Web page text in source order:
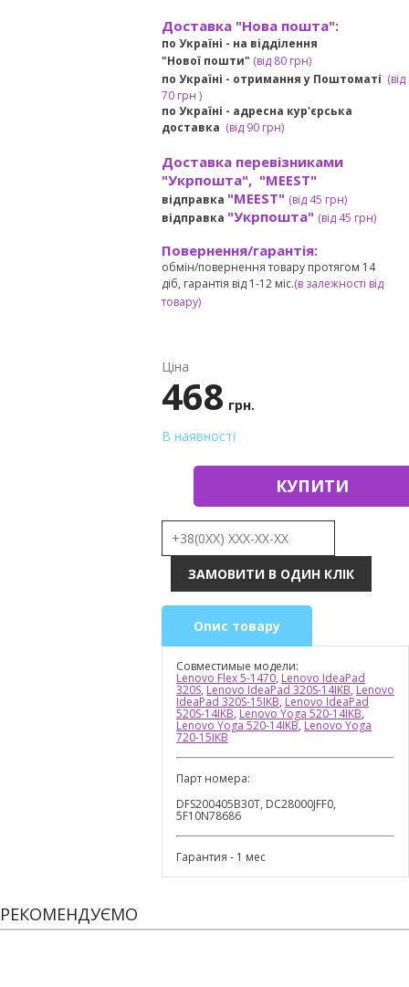
Доставка "Нова пошта":
по Україні - на відділення
"Нової пошти" (від 80 грн)
по Україні - отримання у Поштоматі (від
70 грн )
по Україні - адресна кур'єрська
доставка (від90 грн)
Доставка перевізниками
"Укрпошта", "MEEST"
відправка "MEEST" (від 45 грн)
відправка "Укрпошта" (від 45 грн)
Повернення/гарантія:
обмін/повернення товару протягом 14
діб, гарантія від 1-12 міс.(в залежності від
товару)
Ціна
468 грн.
В наявності
КУПИТИ
Опис товару
Совместимые модели:
Lenovo Flex 5-1470, Lenovo IdeaPad
320S, Lenovo IdeaPad 320S-14IKB, Lenovo
IdeaPad 320S-15IKB, Lenovo IdeaPad
520S-14IKB, Lenovo Yoga 520-14IKB,
Lenovo Yoga 520-14IKB, Lenovo Yoga
720-15IKB
Парт номера:
DFS200405B30T, DC28000JFF0,
5F10N78686
Гарантия - 1 мес
РЕКОМЕНДУЄМО